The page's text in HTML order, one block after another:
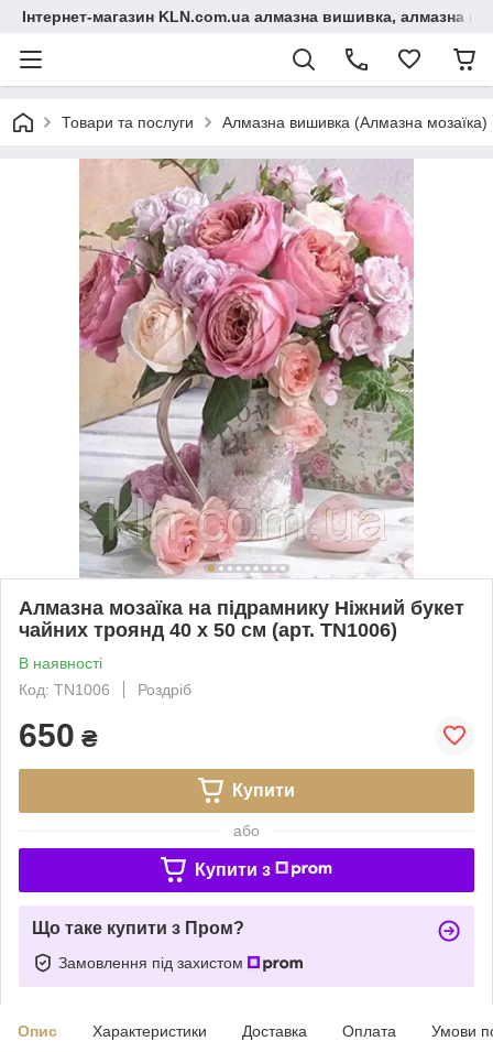
Інтернет-магазин KLN.com.ua алмазна вишивка, алмазна
Товари та послуги Алмазна вишивка (Алмазна мозаїка)
Алмазна мозаїка на підрамнику Ніжний букет
чайних троянд 40 х 50 см (арт. TN1006)
В наявності
Код: TN1006
Роздріб
650 ₴
Купити
або
Купити з
Що таке купити з Пром?
Замовлення під захистом
Опис Характеристики Доставка Оплата Умови